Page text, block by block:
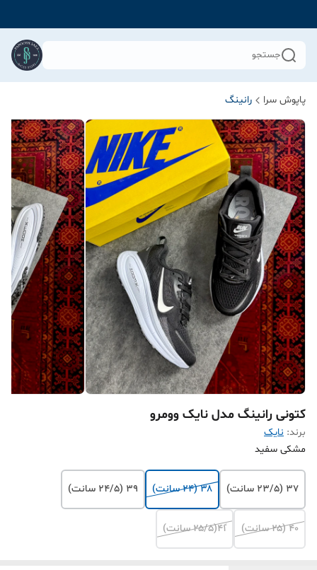
جستجو
پاپوش سرا رانینگ
کتونی رانینگ مدل نایک وومرو
برند: نایک
مشکی سفید
۳۷ (۲۳/۵ سانت) ۳۸ (۲۴ سانت) ۳۹ (۲۴/۵ سانت)
۴۰ (۲۵ سانت) ۴۱ً(۲۵/۵ سانت)